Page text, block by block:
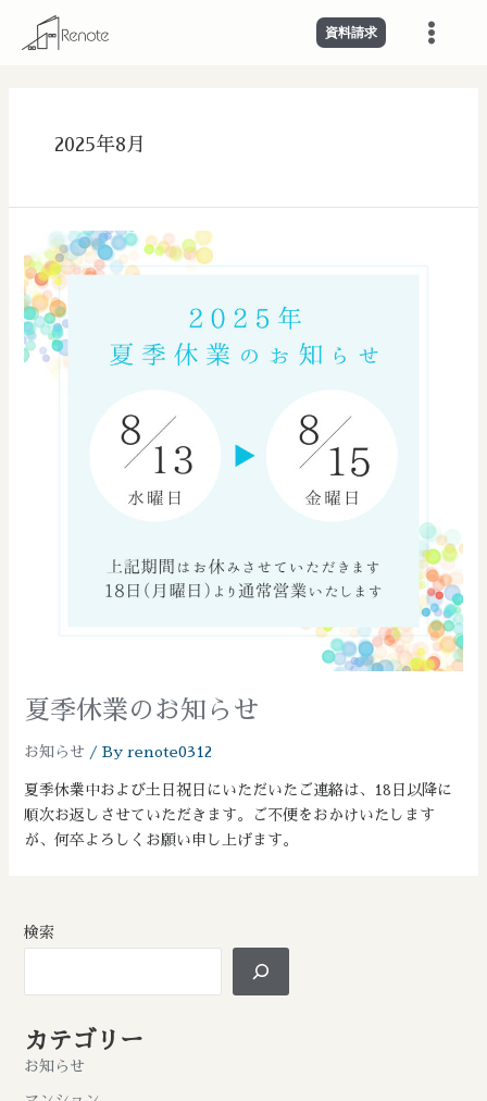
資料請求
Main
2025年8月
夏季休業のお知らせ
お知らせ / By renote0312
夏季休業中および土日祝日にいただいたご連絡は、18日以降に
順次お返しさせていただきます。ご不便をおかけいたします
が、何卒よろしくお願い申し上げます。
検索
カテゴリー
お知らせ